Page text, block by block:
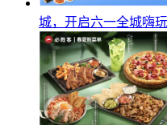
城，开启六一全城嗨